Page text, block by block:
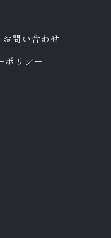
お問い合わせ
ポリシー